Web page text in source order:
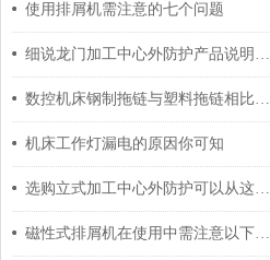
使用排屑机需注意的七个问题
细说龙门加工中心外防护产品说明及制作
数控机床钢制拖链与塑料拖链相比具有什么区别？
机床工作灯漏电的原因你可知
选购立式加工中心外防护可以从这5点分辨好坏
磁性式排屑机在使用中需注意以下三大事项